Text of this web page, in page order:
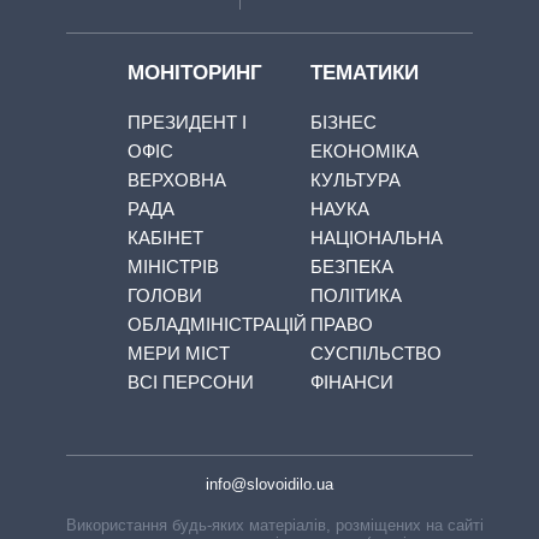
МОНІТОРИНГ
ПРЕЗИДЕНТ І
ОФІС
ВЕРХОВНА
РАДА
КАБІНЕТ
МІНІСТРІВ
ГОЛОВИ
ОБЛАДМІНІСТРАЦІЙ
МЕРИ МІСТ
ВСІ ПЕРСОНИ
ТЕМАТИКИ
БІЗНЕС
ЕКОНОМІКА
КУЛЬТУРА
НАУКА
НАЦІОНАЛЬНА
БЕЗПЕКА
ПОЛІТИКА
ПРАВО
СУСПІЛЬСТВО
ФІНАНСИ
info@slovoidilo.ua
Використання будь-яких матеріалів, розміщених на сайті,